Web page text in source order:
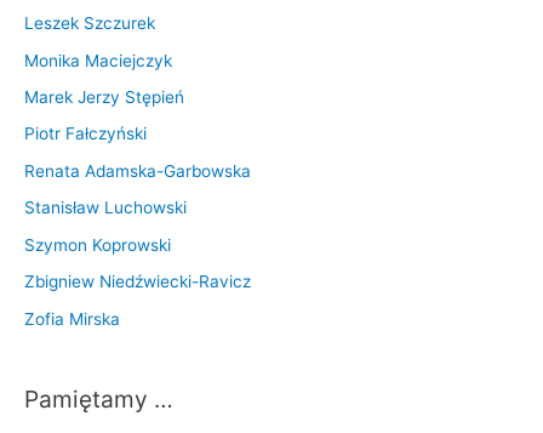
Leszek Szczurek
Monika Maciejczyk
Marek Jerzy Stępień
Piotr Fałczyński
Renata Adamska-Garbowska
Stanisław Luchowski
Szymon Koprowski
Zbigniew Niedźwiecki-Ravicz
Zofia Mirska
Pamiętamy …